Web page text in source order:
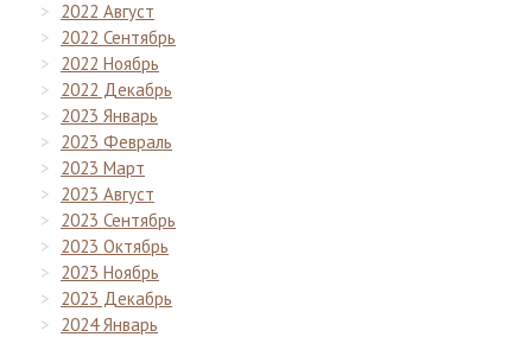
2022 Август
2022 Сентябрь
2022 Ноябрь
2022 Декабрь
2023 Январь
2023 Февраль
2023 Март
2023 Август
2023 Сентябрь
2023 Октябрь
2023 Ноябрь
2023 Декабрь
2024 Январь